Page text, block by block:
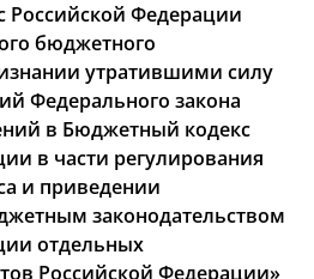
Российской Федерации
бюджетного
утратившими силу
Федерального закона
в Бюджетный кодекс
в части регулирования
и приведении
законодательством
отдельных
Российской Федерации»